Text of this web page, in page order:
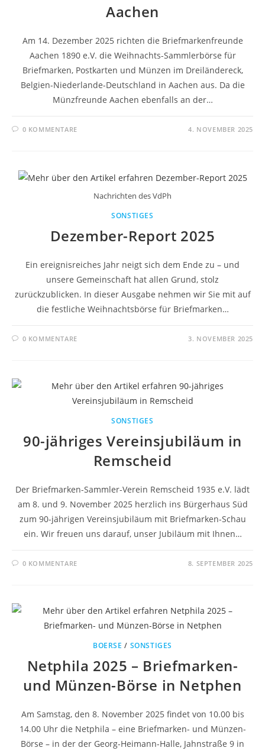
Aachen
Am 14. Dezember 2025 richten die Briefmarkenfreunde
Aachen 1890 e.V. die Weihnachts-Sammlerbörse für
Briefmarken, Postkarten und Münzen im Dreiländereck,
Belgien-Niederlande-Deutschland in Aachen aus. Da die
Münzfreunde Aachen ebenfalls an der…
0 KOMMENTARE 4. NOVEMBER 2025
Nachrichten des VdPh
SONSTIGES
Dezember-Report 2025
Ein ereignisreiches Jahr neigt sich dem Ende zu – und
unsere Gemeinschaft hat allen Grund, stolz
zurückzublicken. In dieser Ausgabe nehmen wir Sie mit auf
die festliche Weihnachtsbörse für Briefmarken…
0 KOMMENTARE 3. NOVEMBER 2025
SONSTIGES
90-jähriges Vereinsjubiläum in
Remscheid
Der Briefmarken-Sammler-Verein Remscheid 1935 e.V. lädt
am 8. und 9. November 2025 herzlich ins Bürgerhaus Süd
zum 90-jährigen Vereinsjubiläum mit Briefmarken-Schau
ein. Wir freuen uns darauf, unser Jubiläum mit Ihnen…
0 KOMMENTARE 8. SEPTEMBER 2025
BOERSE / SONSTIGES
Netphila 2025 – Briefmarken-
und Münzen-Börse in Netphen
Am Samstag, den 8. November 2025 findet von 10.00 bis
14.00 Uhr die Netphila – eine Briefmarken- und Münzen-
Börse – in der der Georg-Heimann-Halle, Jahnstraße 9 in